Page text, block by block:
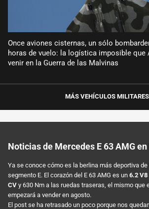
Once aviones cisternas, un sólo
horas de vuelo: la logística imposible que
venir en la Guerra de las Malvinas
MÁS VEHÍCULOS MILITARES
Noticias de Mercedes E 63 AMG
Ya se conoce cómo es la berlina más deportiva de
segmento E. El corazón del E 63 AMG es un 6.2
CV y 630 Nm a las ruedas traseras, el mismo que
empezará a vender en agosto.
El post se ha retrasado un poco porque nos